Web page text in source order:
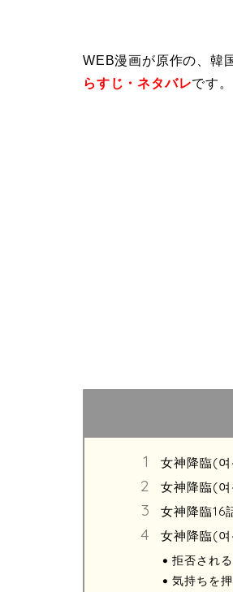
WEB漫画が原作の、韓
らすじ・ネタバレです。
女神降臨(
女神降臨(
女神降臨16
女神降臨(
拒否され
気持ちを